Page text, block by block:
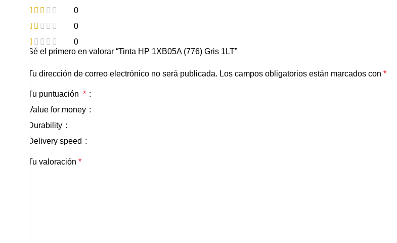
0
0
0
Sé el primero en valorar “Tinta HP 1XB05A (776) Gris 1LT”
Tu dirección de correo electrónico no será publicada. Los campos obligatorios están marcados con *
Tu puntuación *
Value for money
Durability
Delivery speed
Tu valoración *